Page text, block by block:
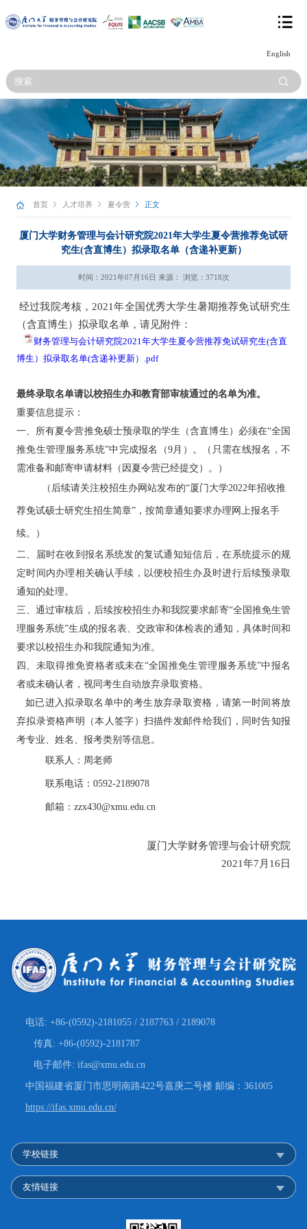
English
首页 人才培养 夏令营 正文
厦门大学财务管理与会计研究院2021年大学生夏令营推荐免试研
究生(含直博生）拟录取名单（含递补更新）
时间：2021年07月16日 来源： 浏览： 3718次
经过我院考核，2021年全国优秀大学生暑期推荐免试研究生
（含直博生）拟录取名单，请见附件：
财务管理与会计研究院2021年大学生夏令营推荐免试研究生(含直
博生）拟录取名单(含递补更新）.pdf
最终录取名单请以校招生办和教育部审核通过的名单为准。
重要信息提示：
一、 所有夏令营推免硕士预录取的学生（含直博生）必须在“全国
推免生管理服务系统”中完成报名（9月）。（只需在线报名，不
需准备和邮寄申请材料（因夏令营已经提交）。）
（后续请关注校招生办网站发布的“厦门大学2022年招收推
荐免试硕士研究生招生简章”，按简章通知要求办理网上报名手
续。）
二、届时在收到报名系统发的复试通知短信后，在系统提示的规
定时间内办理相关确认手续，以便校招生办及时进行后续预录取
通知的处理。
三、通过审核后，后续按校招生办和我院要求邮寄“全国推免生管
理服务系统”生成的报名表、交政审和体检表的通知，具体时间和
要求以校招生办和我院通知为准。
四、未取得推免资格者或未在“全国推免生管理服务系统”中报名
者或未确认者，视同考生自动放弃录取资格。
如已进入拟录取名单中的考生放弃录取资格，请第一时间将放
弃拟录资格声明（本人签字）扫描件发邮件给我们 ， 同时告知报
考专业、姓名、报考类别等信息。
联系人：周老师
联系电话：0592-2189078
邮箱：zzx430@xmu.edu.cn
厦门大学财务管理与会计研究院
2021年7月16日
电话: +86-(0592)-2181055 / 2187763 / 2189078
传真: +86-(0592)-2181787
电子邮件: ifas@xmu.edu.cn
中国福建省厦门市思明南路422号嘉庚二号楼 邮编：361005
https://ifas.xmu.edu.cn/
学校链接
友情链接